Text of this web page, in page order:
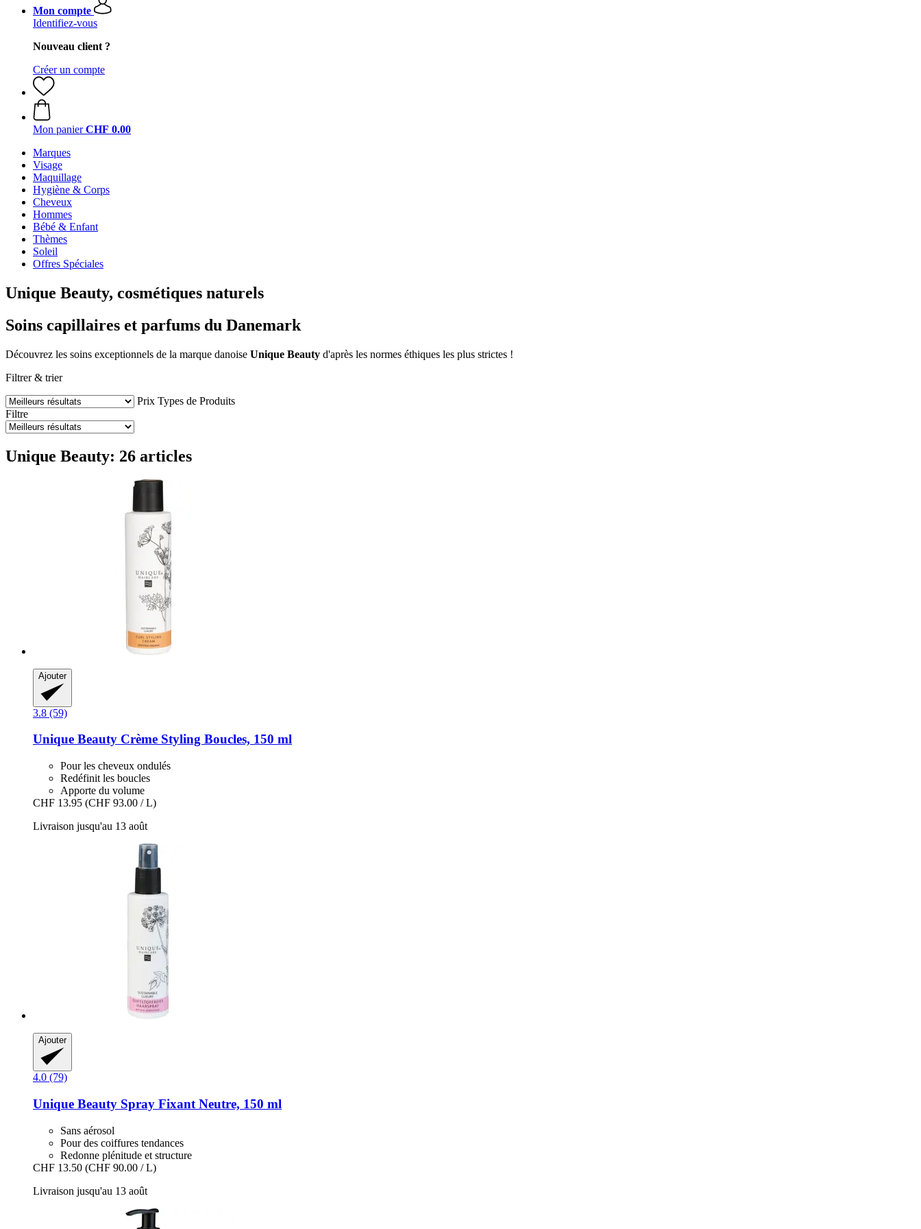
Mon compte
Identifiez-vous
Nouveau client ?
Créer un compte
Mon panier CHF 0.00
Marques
Visage
Maquillage
Hygiène & Corps
Cheveux
Hommes
Bébé & Enfant
Thèmes
Soleil
Offres Spéciales
Unique Beauty, cosmétiques naturels
Soins capillaires et parfums du Danemark
Découvrez les soins exceptionnels de la marque danoise Unique Beauty d'après les normes éthiques les plus strictes !
Filtrer & trier
Prix Types de Produits
Filtre
Unique Beauty: 26 articles
Ajouter
3.8 (59)
Unique Beauty Crème Styling Boucles, 150 ml
Pour les cheveux ondulés
Redéfinit les boucles
Apporte du volume
CHF 13.95 (CHF 93.00 / L)
Livraison jusqu'au 13 août
Ajouter
4.0 (79)
Unique Beauty Spray Fixant Neutre, 150 ml
Sans aérosol
Pour des coiffures tendances
Redonne plénitude et structure
CHF 13.50 (CHF 90.00 / L)
Livraison jusqu'au 13 août